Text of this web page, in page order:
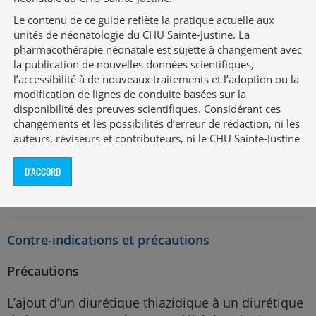
nécrose tissulaire si extravasation (utiliser
hyaluronidaseen cas d’extravasation; voir
protocoleen annexe)
Suivi
Ionogramme, diurèse, poids, tension artérielle, site
d’injection (si administration par voie
périphérique)
Contre-indications et précautions
Précautions
L’ajout d’un diurétique thiazidique à un diurétique
Le contenu de ce guide reflète la pratique actuelle aux
unités de néonatologie du CHU Sainte-Justine. La
pharmacothérapie néonatale est sujette à changement avec
la publication de nouvelles données scientifiques,
l’accessibilité à de nouveaux traitements et l’adoption ou la
modification de lignes de conduite basées sur la
disponibilité des preuves scientifiques. Considérant ces
changements et les possibilités d’erreur de rédaction, ni les
auteurs, réviseurs et contributeurs, ni le CHU Sainte-Justine
guide soit exacte, complète et exempte d’erreurs.
Ce guide a été développé pour les unités de néonatologie
du CHU Sainte-Justine, un hôpital universitaire de soins
pas convenir à d’autres milieux dont la clientèle, le mode
de fonctionnement et les équipements de surveillance
peuvent être différents. Les auteures, les réviseurs et les
contributeurs du guide ne pourront en aucun temps être
l’utilisation de l’information publiée dans cet ouvrage. Les
D'ACCORD